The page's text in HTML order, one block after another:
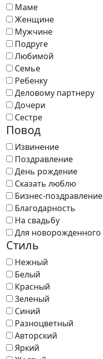
Маме
Женщине
Мужчине
Подруге
Любимой
Семье
Ребенку
Деловому партнеру
Дочери
Сестре
Повод
Извинение
Поздравление
День рождение
Сказать люблю
Бизнес-поздравление
Благодарность
На свадьбу
Для новорожденного
Стиль
Нежный
Белый
Красный
Зеленый
Синий
Разноцветный
Авторский
Яркий